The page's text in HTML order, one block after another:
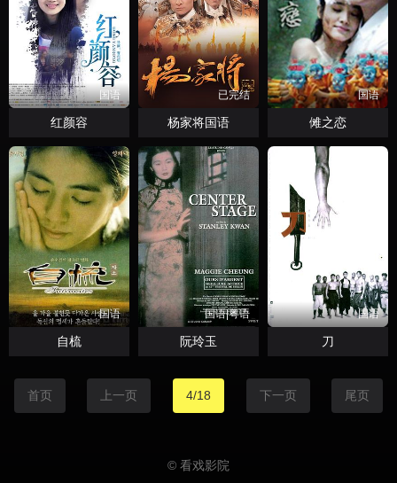
国语
红颜容
已完结
杨家将国语
国语
傩之恋
国语
自梳
国语|粤语
阮玲玉
国语
刀
首页 上一页 4/18 下一页 尾页
© 看戏影院